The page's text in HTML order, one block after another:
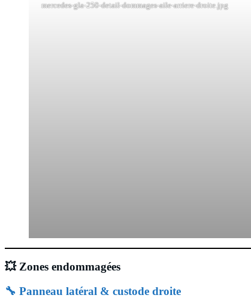
mercedes-gla-250-detail-dommages-aile-arriere-droite.jpg
💥 Zones endommagées
🔧 Panneau latéral & custode droite